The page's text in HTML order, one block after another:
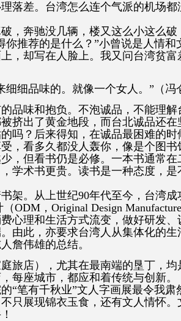
落差。台湾怎么连个气派的机场都
，奔驰没几辆，楼又这么小这么破
推荐的是什么？”小曾说是人情和
，却写在人脸上。我又问台湾贫富
细品味的。就像一个女人。”（冯
品味和抱负。不泡诚品，不能理解
挤出了黄金地段，而台北诚品还在
吗？后来得知，在诚品最困难的时
，看多久都没人轰你，像是个图书
，但看书仍是必修。一本书通常在
学术书更贵。读书是一种态度，是
架。从上世纪90年代至今，台湾成
ODM，Original Design
心理和生活方式流变，做好研发、
由此，亦要求台湾人从集体化的生
詹伟雄的总结。
旅店），尤其在最南端的垦丁，均
每座城市，都应和着传统与创新。
“笔有千秋业”文人字画展最令我肃
只展现锦衣玉食，还有文人情怀。